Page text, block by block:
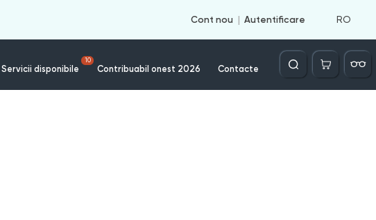
Cont nou Autentificare RO
Servicii disponibile
10
Contribuabil onest 2026 Contacte
Căutare